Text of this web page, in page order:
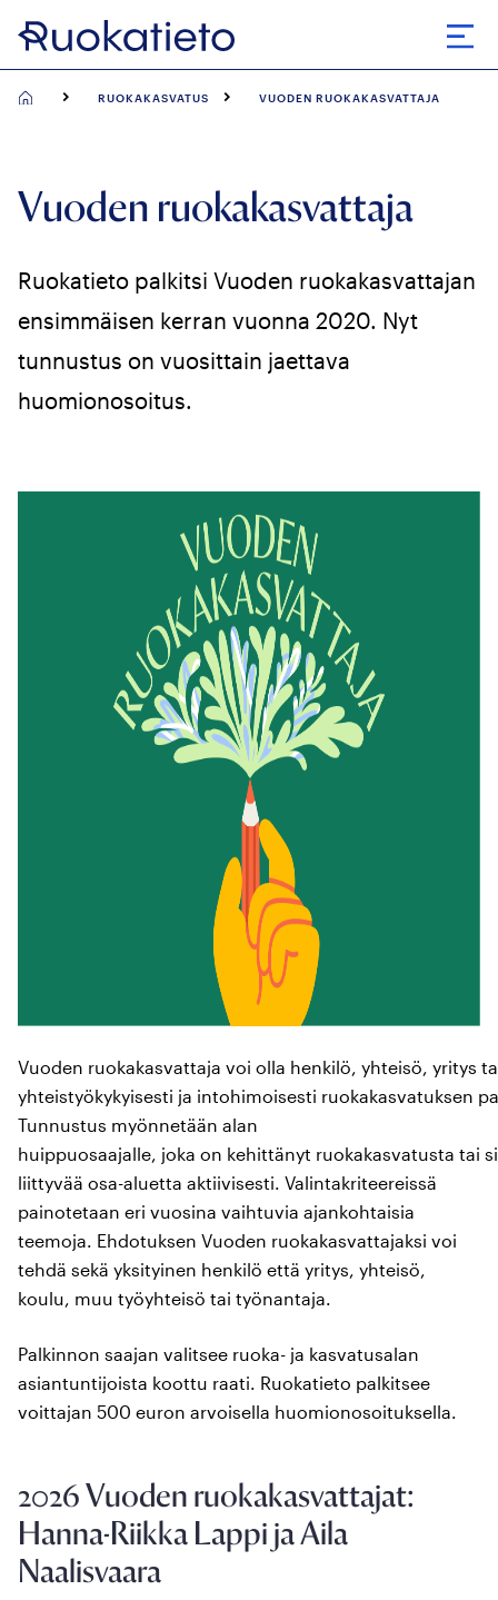
Siirry
suoraan
RUOKAKASVATUS VUODEN RUOKAKASVATTAJA
Vuoden ruokakasvattaja
Ruokatieto palkitsi Vuoden ruokakasvattajan
ensimmäisen kerran vuonna 2020. Nyt
tunnustus on vuosittain jaettava
huomionosoitus.
Vuoden ruokakasvattaja voi olla henkilö, yhteisö, yritys
yhteistyökykyisesti ja intohimoisesti ruokakasvatuksen
Tunnustus myönnetään alan
huippuosaajalle, joka on kehittänyt ruokakasvatusta tai
liittyvää osa-aluetta aktiivisesti. Valintakriteereissä
painotetaan eri vuosina vaihtuvia ajankohtaisia
teemoja. Ehdotuksen Vuoden ruokakasvattajaksi voi
tehdä sekä yksityinen henkilö että yritys, yhteisö,
koulu, muu työyhteisö tai työnantaja.
Palkinnon saajan valitsee ruoka- ja kasvatusalan
asiantuntijoista koottu raati. Ruokatieto palkitsee
voittajan 500 euron arvoisella huomionosoituksella.
2026 Vuoden ruokakasvattajat:
Hanna-Riikka Lappi ja Aila
Naalisvaara